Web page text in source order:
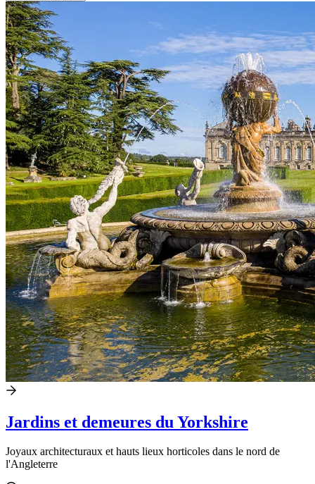
Jardins et demeures du Yorkshire
Joyaux architecturaux et hauts lieux horticoles dans le nord de
l'Angleterre